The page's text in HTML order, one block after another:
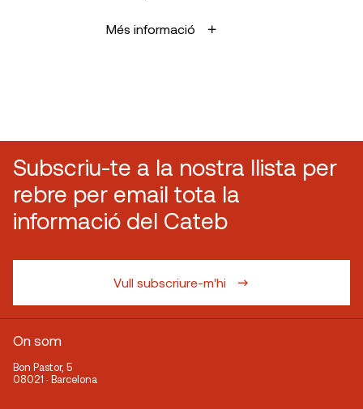
Més informació
Subscriu-te a la nostra llista per
rebre per email tota la
informació del Cateb
Vull subscriure-m'hi
On som
Bon Pastor, 5
08021 · Barcelona